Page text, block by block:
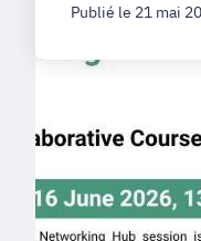
Publié le 21 mai